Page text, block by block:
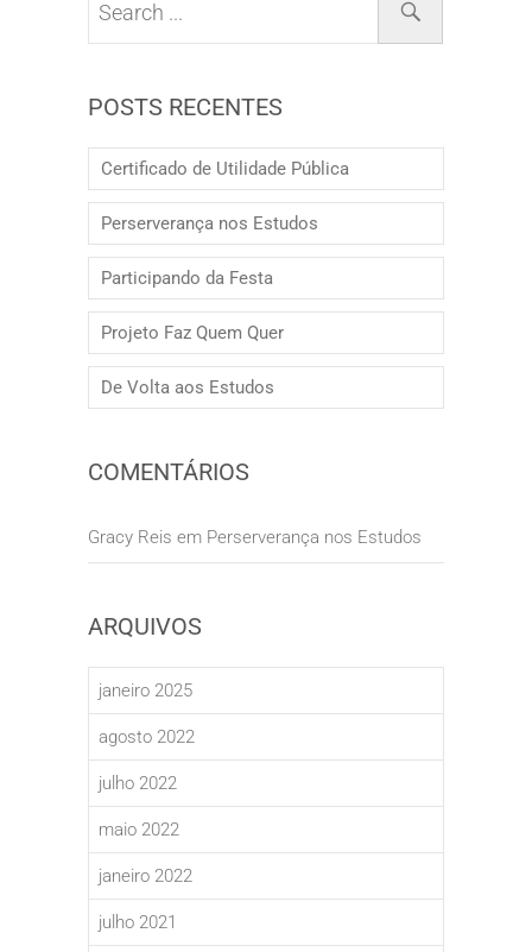
POSTS RECENTES
Certificado de Utilidade Pública
Perserverança nos Estudos
Participando da Festa
Projeto Faz Quem Quer
De Volta aos Estudos
COMENTÁRIOS
Gracy Reis em Perserverança nos Estudos
ARQUIVOS
janeiro 2025
agosto 2022
julho 2022
maio 2022
janeiro 2022
julho 2021